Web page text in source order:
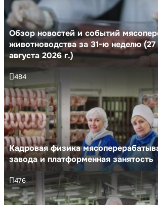
Обзор новостей и событий
животноводства за 31-ю неделю
августа 2026 г.)
Кадровая физика
завода и платформенная занятость
484
476